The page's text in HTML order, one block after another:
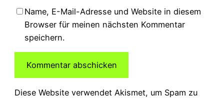
Name, E-Mail-Adresse und Website in diesem
Browser für meinen nächsten Kommentar
speichern.
Diese Website verwendet Akismet, um Spam zu